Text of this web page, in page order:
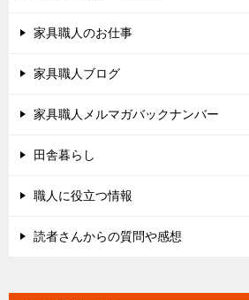
家具職人のお仕事
家具職人ブログ
家具職人メルマガバックナンバー
田舎暮らし
職人に役立つ情報
読者さんからの質問や感想